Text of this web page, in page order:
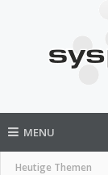
MENU
Heutige Themen